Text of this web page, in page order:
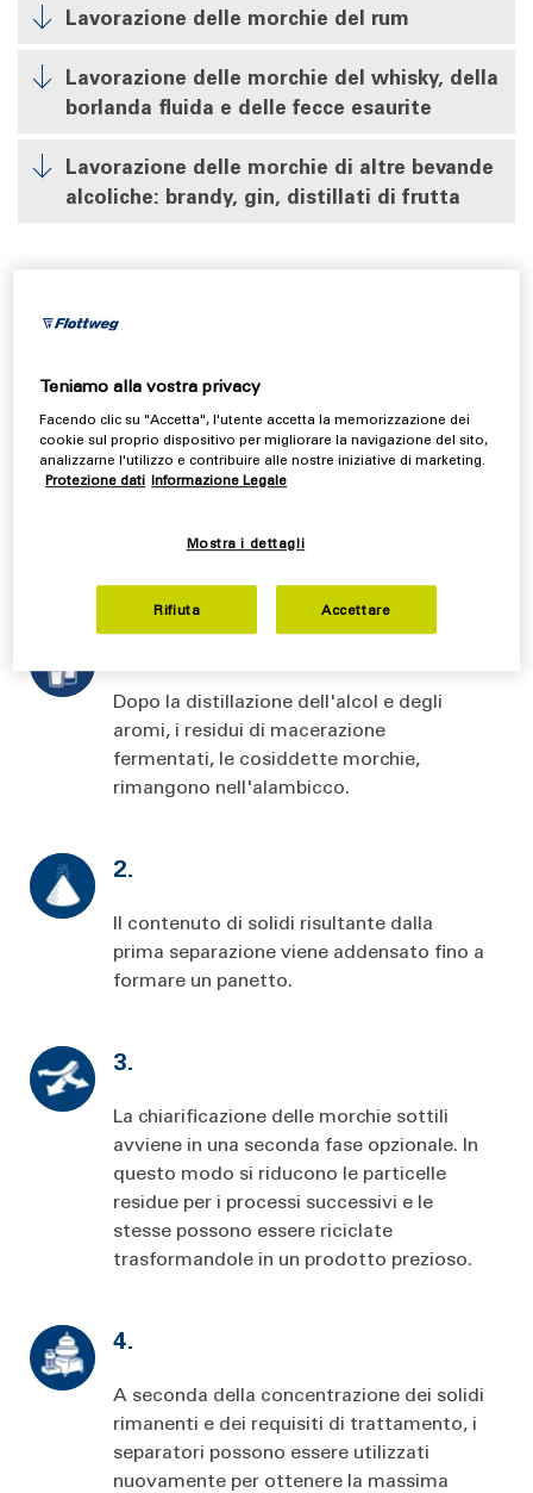
Lavorazione delle morchie del rum
Lavorazione delle morchie del whisky, della
borlanda fluida e delle fecce esaurite
Lavorazione delle morchie di altre bevande
alcoliche: brandy, gin, distillati di frutta
delle morchie nell'industria delle bevande
Il processo di disidratazione delle morchie derivanti dalla
distillazione è complesso e presenta diverse sfide.
Flottweg è specializzata anche nella lavorazione e nella
bevande e offre soluzioni per illoro
1.
Dopo la distillazione dell'alcol e degli
aromi, i residui di macerazione
fermentati, le cosiddette morchie,
rimangono nell'alambicco.
2.
Il contenuto di solidi risultante dalla
prima separazione viene addensato fino a
formare un panetto.
3.
La chiarificazione delle morchie sottili
avviene in una seconda fase opzionale. In
questo modo si riducono le particelle
residue per i processi successivi e le
stesse possono essere riciclate
trasformandole in un prodotto prezioso.
4.
A seconda della concentrazione dei solidi
rimanenti e dei requisiti di trattamento, i
separatori possono essere utilizzati
nuovamente per ottenere la massima
Teniamo alla vostra privacy
Facendo clic su "Accetta", l'utente accetta la memorizzazione dei
cookie sul proprio dispositivo per migliorare la navigazione del sito,
analizzarne l'utilizzo e contribuire alle nostre iniziative di marketing.
Protezione dati Informazione Legale
Mostra i dettagli
Rifiuta Accettare